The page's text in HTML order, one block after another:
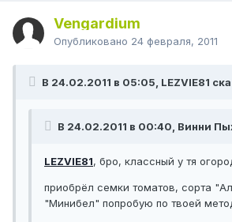
Vengardium
Опубликовано 24 февраля, 2011
В 24.02.2011 в 05:05, LEZVIE81
В 24.02.2011 в 00:40, Винни
LEZVIE81, бро, классный у тя
приобрёл семки томатов, сорта
"Минибел" попробую по твоей